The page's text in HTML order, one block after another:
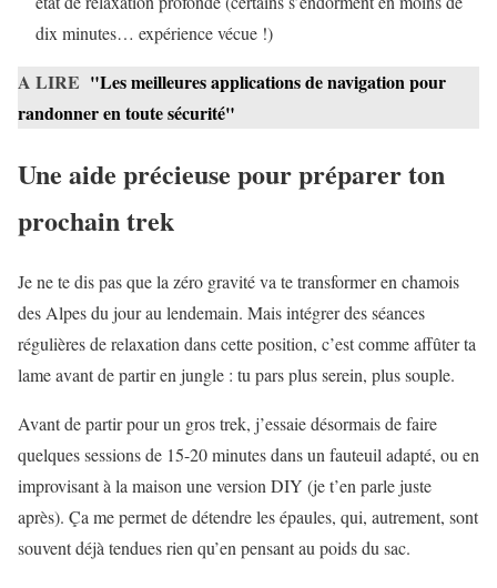
dix minutes… expérience vécue !)
A LIRE "Les meilleures applications de navigation pour
randonner en toute sécurité"
Une aide précieuse pour préparer ton
prochain trek
Je ne te dis pas que la zéro gravité va te transformer en chamois
des Alpes du jour au lendemain. Mais intégrer des séances
régulières de relaxation dans cette position, c’est comme affûter ta
lame avant de partir en jungle : tu pars plus serein, plus souple.
Avant de partir pour un gros trek, j’essaie désormais de faire
quelques sessions de 15-20 minutes dans un fauteuil adapté, ou en
improvisant à la maison une version DIY (je t’en parle juste
après). Ça me permet de détendre les épaules, qui, autrement, sont
souvent déjà tendues rien qu’en pensant au poids du sac.